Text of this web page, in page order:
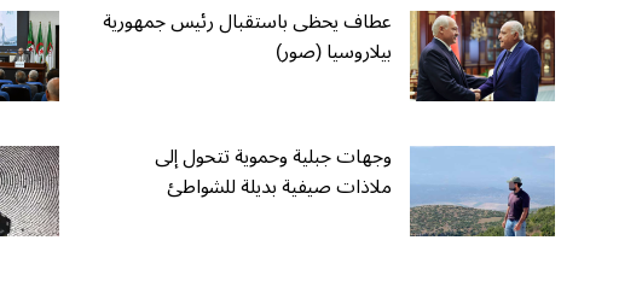
عطاف يحظى باستقبال رئيس جمهورية
بيلاروسيا (صور)
وجهات جبلية وحموية تتحول إلى
ملاذات صيفية بديلة للشواطئ